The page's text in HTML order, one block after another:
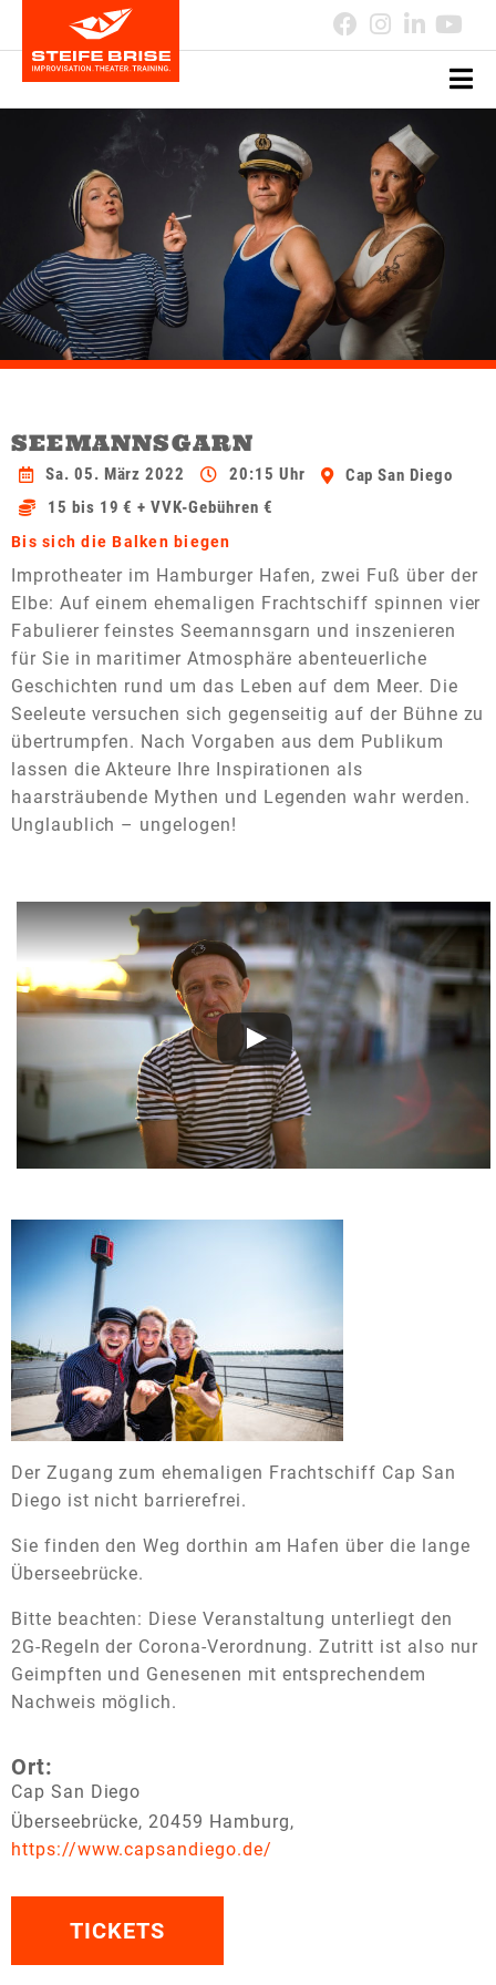
SEEMANNSGARN
Sa. 05. März 2022 20:15 Uhr
Cap San Diego
15 bis 19 € + VVK-Gebühren €
Bis sich die Balken biegen
Improtheater im Hamburger Hafen, zwei Fuß über der
Elbe: Auf einem ehemaligen Frachtschiff spinnen vier
Fabulierer feinstes Seemannsgarn und inszenieren
für Sie in maritimer Atmosphäre abenteuerliche
Geschichten rund um das Leben auf dem Meer. Die
Seeleute versuchen sich gegenseitig auf der Bühne zu
übertrumpfen. Nach Vorgaben aus dem Publikum
lassen die Akteure Ihre Inspirationen als
haarsträubende Mythen und Legenden wahr werden.
Unglaublich – ungelogen!
Dieses Video auf YouTube ansehen
Der Zugang zum ehemaligen Frachtschiff Cap San
Diego ist nicht barrierefrei.
Sie finden den Weg dorthin am Hafen über die lange
Überseebrücke.
Bitte beachten: Diese Veranstaltung unterliegt den
2G-Regeln der Corona-Verordnung. Zutritt ist also nur
Geimpften und Genesenen mit entsprechendem
Nachweis möglich.
Ort:
Cap San Diego
Überseebrücke, 20459 Hamburg,
https://www.capsandiego.de/
TICKETS